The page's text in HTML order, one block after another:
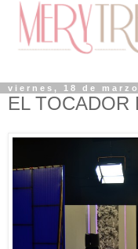
viernes, 18 de
EL TOCADOR